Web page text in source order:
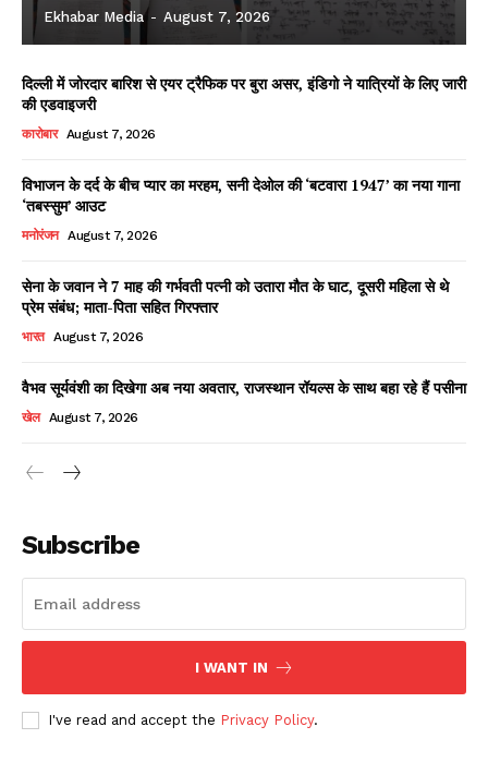
Ekhabar Media - August 7, 2026
दिल्ली में जोरदार बारिश से एयर ट्रैफिक पर बुरा असर, इंडिगो ने यात्रियों के लिए जारी
की एडवाइजरी
कारोबार August 7, 2026
विभाजन के दर्द के बीच प्यार का मरहम, सनी देओल की ‘बटवारा 1947’ का नया गाना
‘तबस्सुम’ आउट
मनोरंजन August 7, 2026
सेना के जवान ने 7 माह की गर्भवती पत्नी को उतारा मौत के घाट, दूसरी महिला से थे
प्रेम संबंध; माता-पिता सहित गिरफ्तार
भारत August 7, 2026
वैभव सूर्यवंशी का दिखेगा अब नया अवतार, राजस्थान रॉयल्स के साथ बहा रहे हैं पसीना
खेल August 7, 2026
Subscribe
I WANT IN
I've read and accept the Privacy Policy.